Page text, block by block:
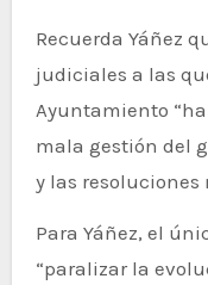
Recuerda Yáñez
judiciales a las
Ayuntamiento
mala gestión del
y las resoluciones
Para Yáñez, el
“paralizar la